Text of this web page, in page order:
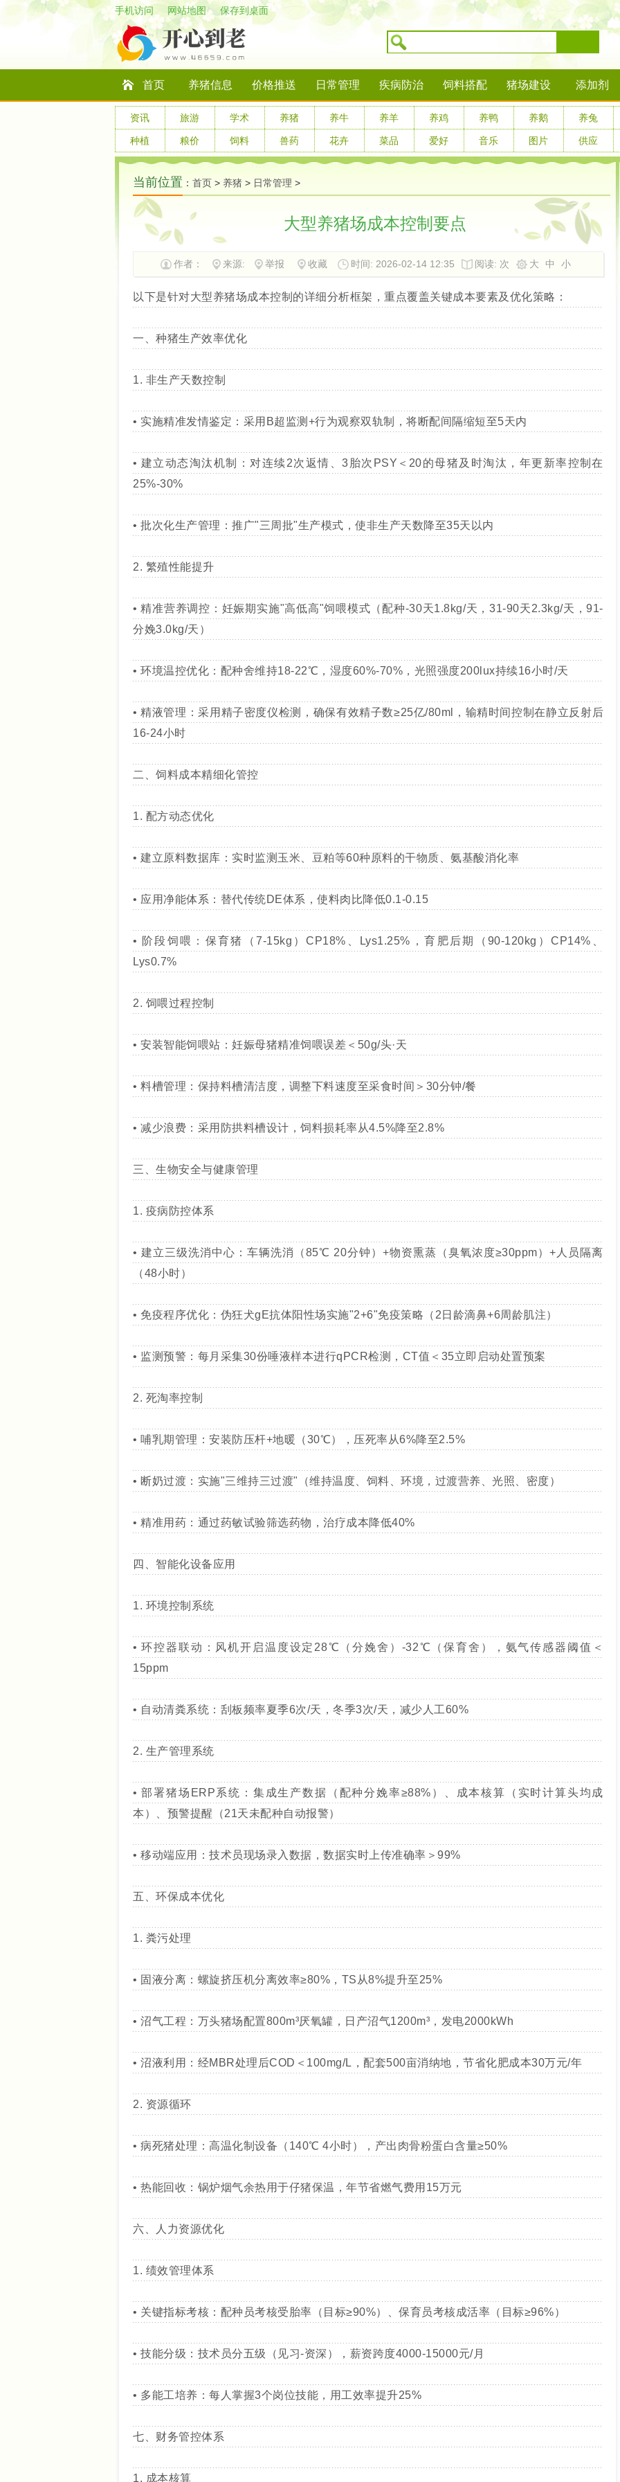
手机访问 网站地图 保存到桌面
首页 养猪信息 价格推送 日常管理 疾病防治 饲料搭配 猪场建设 添加剂
资讯 旅游 学术 养猪 养牛 养羊 养鸡 养鸭 养鹅 养兔
种植 粮价 饲料 兽药 花卉 菜品 爱好 音乐 图片 供应
当前位置 ： 首页 > 养猪 > 日常管理 >
大型养猪场成本控制要点
作者： 来源: 举报 收藏 时间: 2026-02-14 12:35 阅读: 次 大 中 小
以下是针对大型养猪场成本控制的详细分析框架，重点覆盖关键成本要素及优化策略：
一、种猪生产效率优化
1. 非生产天数控制
• 实施精准发情鉴定：采用B超监测+行为观察双轨制，将断配间隔缩短至5天内
• 建立动态淘汰机制：对连续2次返情、3胎次PSY＜20的母猪及时淘汰，年更新率控制在
25%-30%
• 批次化生产管理：推广"三周批"生产模式，使非生产天数降至35天以内
2. 繁殖性能提升
• 精准营养调控：妊娠期实施"高低高"饲喂模式（配种-30天1.8kg/天，31-90天2.3kg/天，91-
分娩3.0kg/天）
• 环境温控优化：配种舍维持18-22℃，湿度60%-70%，光照强度200lux持续16小时/天
• 精液管理：采用精子密度仪检测，确保有效精子数≥25亿/80ml，输精时间控制在静立反射后
16-24小时
二、饲料成本精细化管控
1. 配方动态优化
• 建立原料数据库：实时监测玉米、豆粕等60种原料的干物质、氨基酸消化率
• 应用净能体系：替代传统DE体系，使料肉比降低0.1-0.15
• 阶段饲喂：保育猪（7-15kg）CP18%、Lys1.25%，育肥后期（90-120kg）CP14%、
Lys0.7%
2. 饲喂过程控制
• 安装智能饲喂站：妊娠母猪精准饲喂误差＜50g/头·天
• 料槽管理：保持料槽清洁度，调整下料速度至采食时间＞30分钟/餐
• 减少浪费：采用防拱料槽设计，饲料损耗率从4.5%降至2.8%
三、生物安全与健康管理
1. 疫病防控体系
• 建立三级洗消中心：车辆洗消（85℃ 20分钟）+物资熏蒸（臭氧浓度≥30ppm）+人员隔离
（48小时）
• 免疫程序优化：伪狂犬gE抗体阳性场实施"2+6"免疫策略（2日龄滴鼻+6周龄肌注）
• 监测预警：每月采集30份唾液样本进行qPCR检测，CT值＜35立即启动处置预案
2. 死淘率控制
• 哺乳期管理：安装防压杆+地暖（30℃），压死率从6%降至2.5%
• 断奶过渡：实施"三维持三过渡"（维持温度、饲料、环境，过渡营养、光照、密度）
• 精准用药：通过药敏试验筛选药物，治疗成本降低40%
四、智能化设备应用
1. 环境控制系统
• 环控器联动：风机开启温度设定28℃（分娩舍）-32℃（保育舍），氨气传感器阈值＜
15ppm
• 自动清粪系统：刮板频率夏季6次/天，冬季3次/天，减少人工60%
2. 生产管理系统
• 部署猪场ERP系统：集成生产数据（配种分娩率≥88%）、成本核算（实时计算头均成
本）、预警提醒（21天未配种自动报警）
• 移动端应用：技术员现场录入数据，数据实时上传准确率＞99%
五、环保成本优化
1. 粪污处理
• 固液分离：螺旋挤压机分离效率≥80%，TS从8%提升至25%
• 沼气工程：万头猪场配置800m³厌氧罐，日产沼气1200m³，发电2000kWh
• 沼液利用：经MBR处理后COD＜100mg/L，配套500亩消纳地，节省化肥成本30万元/年
2. 资源循环
• 病死猪处理：高温化制设备（140℃ 4小时），产出肉骨粉蛋白含量≥50%
• 热能回收：锅炉烟气余热用于仔猪保温，年节省燃气费用15万元
六、人力资源优化
1. 绩效管理体系
• 关键指标考核：配种员考核受胎率（目标≥90%）、保育员考核成活率（目标≥96%）
• 技能分级：技术员分五级（见习-资深），薪资跨度4000-15000元/月
• 多能工培养：每人掌握3个岗位技能，用工效率提升25%
七、财务管控体系
1. 成本核算